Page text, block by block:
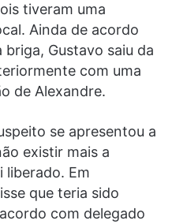
tiveram uma
Ainda de acordo
Gustavo saiu da
com uma
de Alexandre.
se apresentou a
existir mais a
Em
que teria sido
com delegado